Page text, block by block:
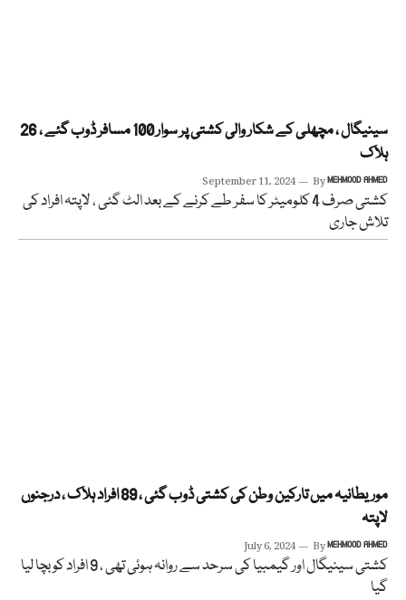
سینیگال ، مچھلی کے شکار والی کشتی پر سوار 100 مسافر ڈوب گئے ، 26
ہلاک
September 11, 2024 ByMEHMOOD AHMED
کشتی صرف 4 کلومیٹر کا سفر طے کرنے کے بعد الٹ گئی ، لاپتہ افراد کی
تلاش جاری
موریطانیہ میں تارکین وطن کی کشتی ڈوب گئی ، 89 افراد ہلاک ، درجنوں
لاپتہ
July 6, 2024 ByMEHMOOD AHMED
کشتی سینیگال اور گیمبیا کی سرحد سے روانہ ہوئی تھی ، 9 افراد کو بچا لیا
گیا